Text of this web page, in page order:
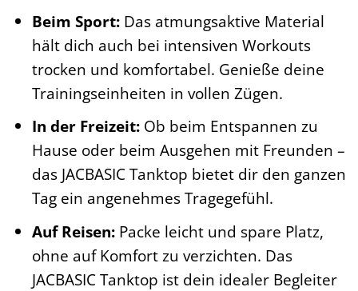
Beim Sport:Das atmungsaktive Material
hält dich auch bei intensiven Workouts
trocken und komfortabel. Genieße deine
Trainingseinheiten in vollen Zügen.
In der Freizeit:Ob beim Entspannen zu
Hause oder beim Ausgehen mit Freunden –
das JACBASIC Tanktop bietet dir den ganzen
Tag ein angenehmes Tragegefühl.
Auf Reisen:Packe leicht und spare Platz,
ohne auf Komfort zu verzichten. Das
JACBASIC Tanktop ist dein idealer Begleiter